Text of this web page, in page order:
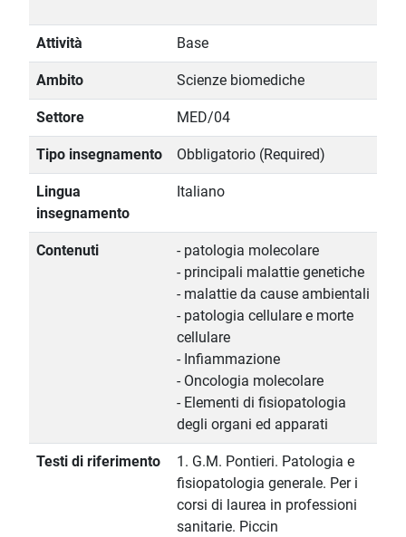
Attività Base
Ambito Scienze biomediche
Settore MED/04
Tipo insegnamento Obbligatorio (Required)
Lingua
insegnamento
Italiano
Contenuti
- patologia molecolare
- principali malattie genetiche
- malattie da cause ambientali
- patologia cellulare e morte
cellulare
- Infiammazione
- Oncologia molecolare
- Elementi di fisiopatologia
degli organi ed apparati
Testi di riferimento
1. G.M. Pontieri. Patologia e
fisiopatologia generale. Per i
corsi di laurea in professioni
sanitarie. Piccin